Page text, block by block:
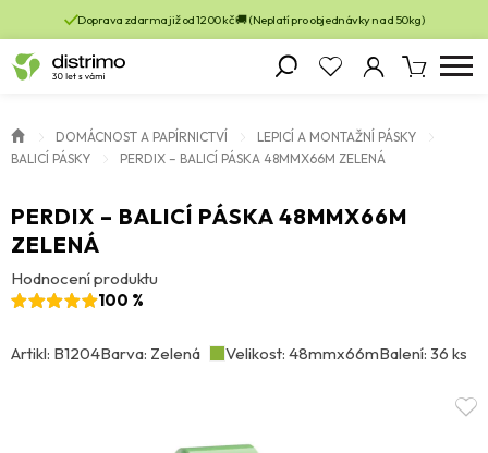
Doprava zdarma již od 1200 kč 🚚 (Neplatí pro objednávky nad 50kg)
DOMÁCNOST A PAPÍRNICTVÍ
LEPICÍ A MONTAŽNÍ PÁSKY
BALICÍ PÁSKY
PERDIX – BALICÍ PÁSKA 48MMX66M ZELENÁ
PERDIX – BALICÍ PÁSKA 48MMX66M
ZELENÁ
Hodnocení produktu
100 %
Artikl: B1204Barva: Zelená Velikost: 48mmx66mBalení: 36 ks